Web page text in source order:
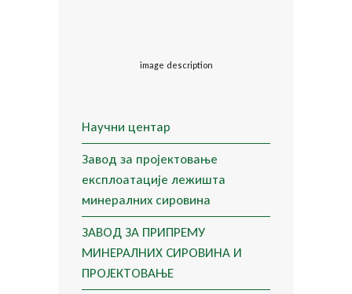
image description
Научни центар
Завод за пројектовање
експлоатације лежишта
минералних сировина
ЗАВОД ЗА ПРИПРЕМУ
МИНЕРАЛНИХ СИРОВИНА И
ПРОЈЕКТОВАЊЕ